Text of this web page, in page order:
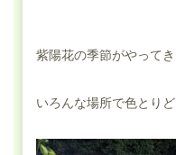
紫陽花の季節がやってき
いろんな場所で色とり